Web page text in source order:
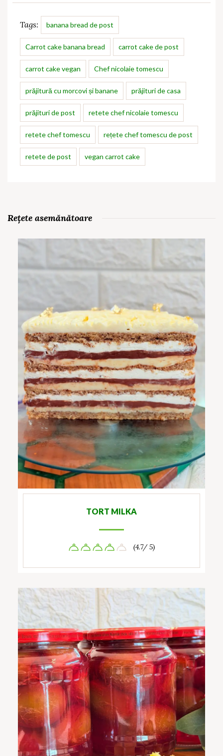
Tags: banana bread de post
Carrot cake banana bread carrot cake de post
carrot cake vegan Chef nicolaie tomescu
prăjitură cu morcovi și banane prăjituri de casa
prăjituri de post retete chef nicolaie tomescu
retete chef tomescu rețete chef tomescu de post
retete de post vegan carrot cake
Rețete asemănătoare
TORT MILKA
(4.7/ 5)